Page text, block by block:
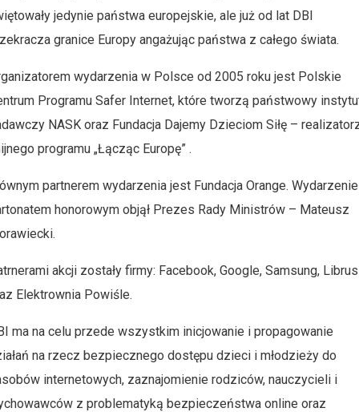
jedynie państwa europejskie, ale już od lat DBI
granice Europy angażując państwa z całego świata.
wydarzenia w Polsce od 2005 roku jest Polskie
Programu Safer Internet, które tworzą państwowy
NASK oraz Fundacja Dajemy Dzieciom Siłę –
programu „Łącząc Europę” .
partnerem wydarzenia jest Fundacja Orange. Wydarzenie
honorowym objął Prezes Rady Ministrów – Mateusz
akcji zostały firmy: Facebook, Google, Samsung, Librus
Elektrownia Powiśle.
ma na celu przede wszystkim inicjowanie i propagowanie
na rzecz bezpiecznego dostępu dzieci i młodzieży do
internetowych, zaznajomienie rodziców, nauczycieli i
z problematyką bezpieczeństwa online oraz